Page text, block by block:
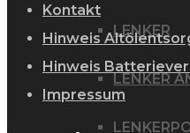
LENKER
LENKER
Kontakt
Hinweis
Hinweis
Impressum